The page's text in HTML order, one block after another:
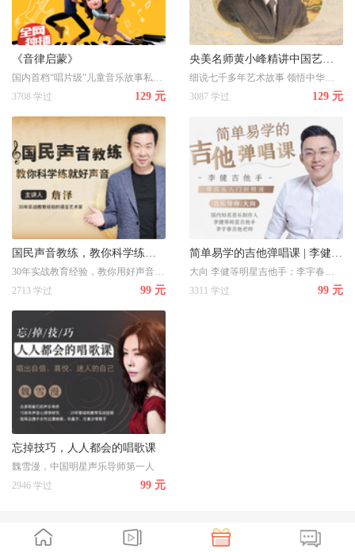
《音律启蒙》
国内首档“唱片级”儿童音乐故事私享课 用耳朵就能感受奇幻世界
3708 学过
129 元
央美名师黄小峰精讲中国艺术史
细说七千多年艺术故事 领悟中华民族文化精髓 国内艺术顶尖殿堂名师
3087 学过
129 元
国民声音教练，教你科学练就好声音
30年实战教育经验，教你用好声音为自己疯狂加分
2713 学过
99 元
简单易学的吉他弹唱课 | 李健吉他手，带你从入门到精通
大向 李健等明星吉他手；李宇春吉他老师；国内知名音乐制作人
3311 学过
99 元
忘掉技巧，人人都会的唱歌课
魏雪漫，中国明星声乐导师第一人
2946 学过
99 元